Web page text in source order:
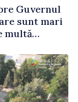
Guvernul
sunt mari
multă